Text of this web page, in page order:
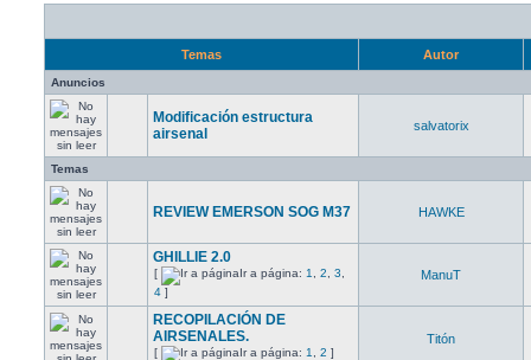
Temas Autor
Anuncios
Modificación estructura
airsenal
salvatorix
Temas
REVIEW EMERSON SOG M37 HAWKE
GHILLIE 2.0
[ Ir a página: 1 2 3
4 ]
ManuT
RECOPILACIÓN DE
AIRSENALES.
[ Ir a página: 1 2 ]
Titón